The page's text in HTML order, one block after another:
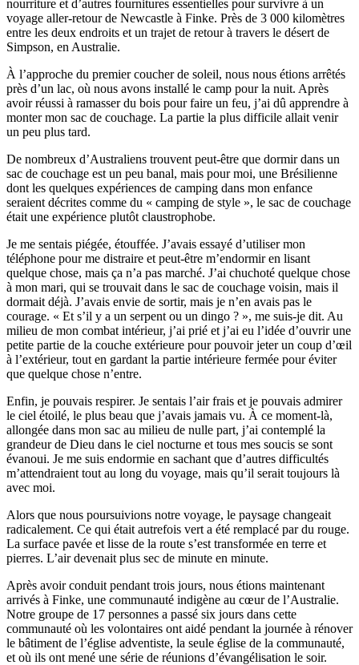
nourriture et d’autres fournitures essentielles pour survivre à un
voyage aller-retour de Newcastle à Finke. Près de 3 000 kilomètres
entre les deux endroits et un trajet de retour à travers le désert de
Simpson, en Australie.
À l’approche du premier coucher de soleil, nous nous étions arrêtés
près d’un lac, où nous avons installé le camp pour la nuit. Après
avoir réussi à ramasser du bois pour faire un feu, j’ai dû apprendre à
monter mon sac de couchage. La partie la plus difficile allait venir
un peu plus tard.
De nombreux d’Australiens trouvent peut-être que dormir dans un
sac de couchage est un peu banal, mais pour moi, une Brésilienne
dont les quelques expériences de camping dans mon enfance
seraient décrites comme du « camping de style », le sac de couchage
était une expérience plutôt claustrophobe.
Je me sentais piégée, étouffée. J’avais essayé d’utiliser mon
téléphone pour me distraire et peut-être m’endormir en lisant
quelque chose, mais ça n’a pas marché. J’ai chuchoté quelque chose
à mon mari, qui se trouvait dans le sac de couchage voisin, mais il
dormait déjà. J’avais envie de sortir, mais je n’en avais pas le
courage. « Et s’il y a un serpent ou un dingo ? », me suis-je dit. Au
milieu de mon combat intérieur, j’ai prié et j’ai eu l’idée d’ouvrir une
petite partie de la couche extérieure pour pouvoir jeter un coup d’œil
à l’extérieur, tout en gardant la partie intérieure fermée pour éviter
que quelque chose n’entre.
Enfin, je pouvais respirer. Je sentais l’air frais et je pouvais admirer
le ciel étoilé, le plus beau que j’avais jamais vu. À ce moment-là,
allongée dans mon sac au milieu de nulle part, j’ai contemplé la
grandeur de Dieu dans le ciel nocturne et tous mes soucis se sont
évanoui. Je me suis endormie en sachant que d’autres difficultés
m’attendraient tout au long du voyage, mais qu’il serait toujours là
avec moi.
Alors que nous poursuivions notre voyage, le paysage changeait
radicalement. Ce qui était autrefois vert a été remplacé par du rouge.
La surface pavée et lisse de la route s’est transformée en terre et
pierres. L’air devenait plus sec de minute en minute.
Après avoir conduit pendant trois jours, nous étions maintenant
arrivés à Finke, une communauté indigène au cœur de l’Australie.
Notre groupe de 17 personnes a passé six jours dans cette
communauté où les volontaires ont aidé pendant la journée à rénover
le bâtiment de l’église adventiste, la seule église de la communauté,
et où ils ont mené une série de réunions d’évangélisation le soir.